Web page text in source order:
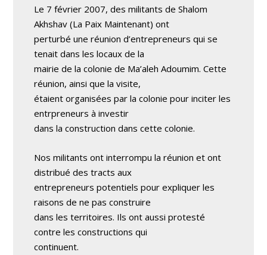
Le 7 février 2007, des militants de Shalom
Akhshav (La Paix Maintenant) ont
perturbé une réunion d’entrepreneurs qui se
tenait dans les locaux de la
mairie de la colonie de Ma’aleh Adoumim. Cette
réunion, ainsi que la visite,
étaient organisées par la colonie pour inciter les
entrpreneurs à investir
dans la construction dans cette colonie.
Nos militants ont interrompu la réunion et ont
distribué des tracts aux
entrepreneurs potentiels pour expliquer les
raisons de ne pas construire
dans les territoires. Ils ont aussi protesté
contre les constructions qui
continuent.